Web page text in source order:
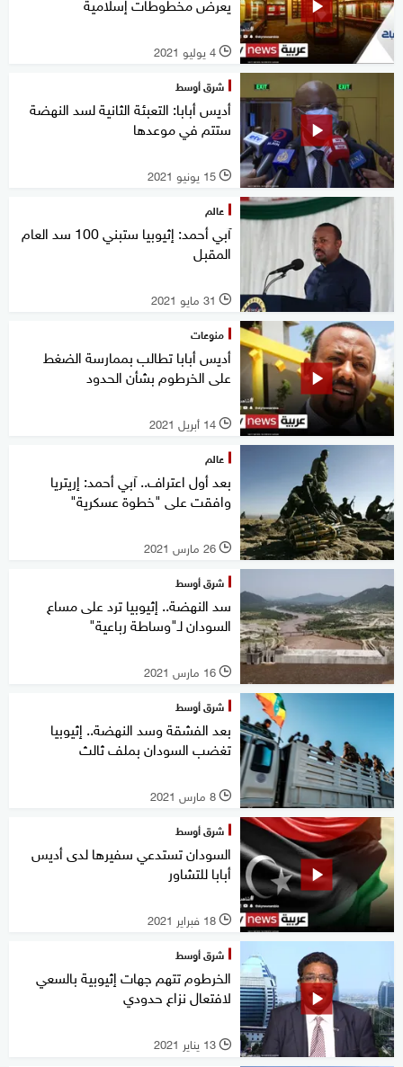
l 4 يوليو 2021
شرق أوسط
أديس أبابا: التعبئة الثانية لسد النهضة
ستتم في موعدها
l 15 يونيو 2021
عالم
آبي أحمد: إثيوبيا ستبني 100 سد العام
المقبل
l 31 مايو 2021
منوعات
أديس أبابا تطالب بممارسة الضغط
على الخرطوم بشأن الحدود
l 14 أبريل 2021
عالم
بعد أول اعتراف.. آبي أحمد: إريتريا
وافقت على "خطوة عسكرية"
l 26 مارس 2021
شرق أوسط
سد النهضة.. إثيوبيا ترد على مساع
السودان لـ"وساطة رباعية"
l 16 مارس 2021
شرق أوسط
بعد الفشقة وسد النهضة.. إثيوبيا
تغضب السودان بملف ثالث
l 8 مارس 2021
شرق أوسط
السودان تستدعي سفيرها لدى أديس
أبابا للتشاور
l 18 فبراير 2021
شرق أوسط
الخرطوم تتهم جهات إثيوبية بالسعي
لافتعال نزاع حدودي
l 13 يناير 2021